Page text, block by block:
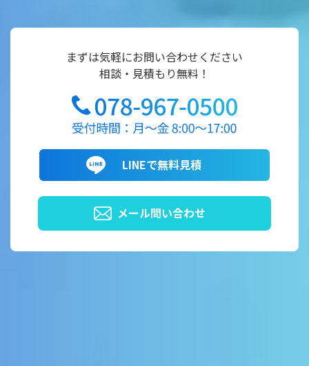
まずは気軽にお問い合わせください
相談・見積もり無料！
LINEで無料見積
メール問い合わせ